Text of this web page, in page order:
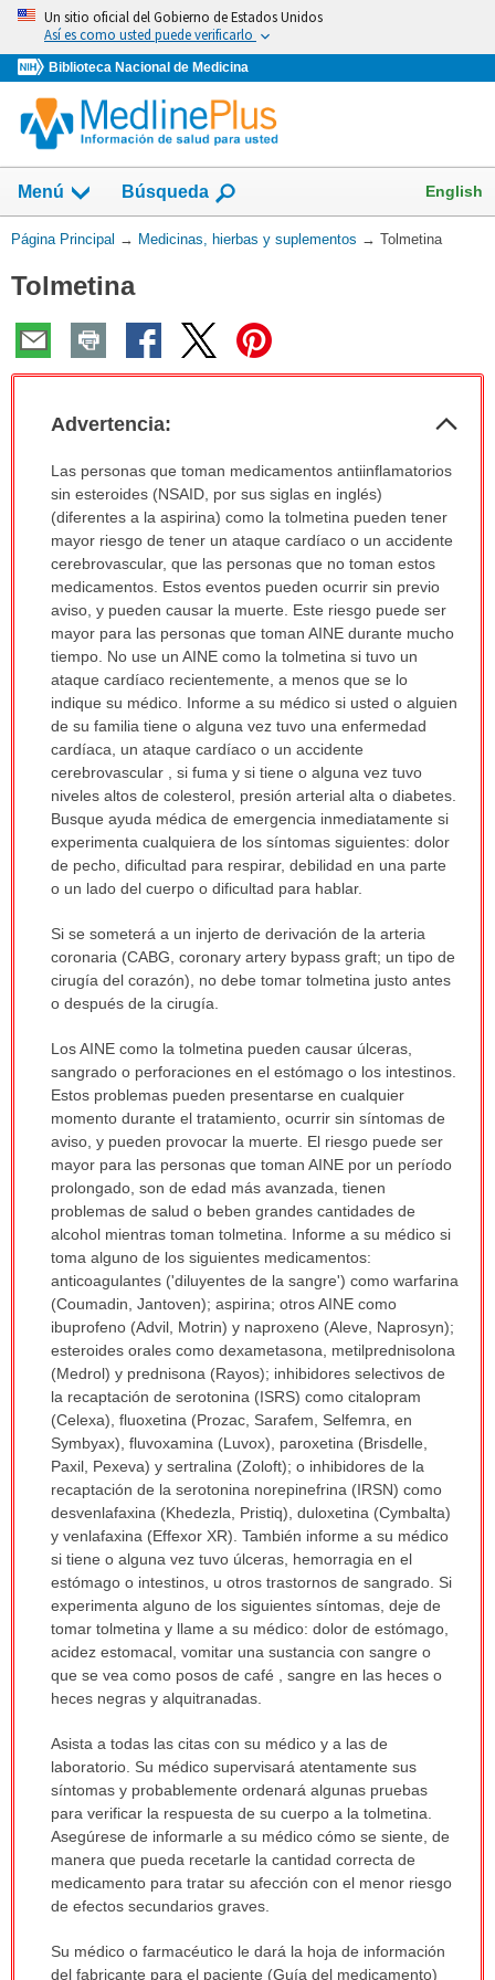
Omita
vaya
al
Contenido
Un sitio oficial del Gobierno de Estados Unidos
Así es como usted puede verificarlo
Biblioteca Nacional de Medicina
Menú
Mostrar
campo
de
Búsqueda English
Usted
aquí:
Página Principal → Medicinas, hierbas y suplementos → Tolmetina
Tolmetina
Advertencia:
Advertencia:
sido
extendido.
Las personas que toman medicamentos antiinflamatorios
sin esteroides (NSAID, por sus siglas en inglés)
(diferentes a la aspirina) como la tolmetina pueden tener
mayor riesgo de tener un ataque cardíaco o un accidente
cerebrovascular, que las personas que no toman estos
medicamentos. Estos eventos pueden ocurrir sin previo
aviso, y pueden causar la muerte. Este riesgo puede ser
mayor para las personas que toman AINE durante mucho
tiempo. No use un AINE como la tolmetina si tuvo un
ataque cardíaco recientemente, a menos que se lo
indique su médico. Informe a su médico si usted o alguien
de su familia tiene o alguna vez tuvo una enfermedad
cardíaca, un ataque cardíaco o un accidente
cerebrovascular , si fuma y si tiene o alguna vez tuvo
niveles altos de colesterol, presión arterial alta o diabetes.
Busque ayuda médica de emergencia inmediatamente si
experimenta cualquiera de los síntomas siguientes: dolor
de pecho, dificultad para respirar, debilidad en una parte
o un lado del cuerpo o dificultad para hablar.
Si se someterá a un injerto de derivación de la arteria
coronaria (CABG, coronary artery bypass graft; un tipo de
cirugía del corazón), no debe tomar tolmetina justo antes
o después de la cirugía.
Los AINE como la tolmetina pueden causar úlceras,
sangrado o perforaciones en el estómago o los intestinos.
Estos problemas pueden presentarse en cualquier
momento durante el tratamiento, ocurrir sin síntomas de
aviso, y pueden provocar la muerte. El riesgo puede ser
mayor para las personas que toman AINE por un período
prolongado, son de edad más avanzada, tienen
problemas de salud o beben grandes cantidades de
alcohol mientras toman tolmetina. Informe a su médico si
toma alguno de los siguientes medicamentos:
anticoagulantes ('diluyentes de la sangre') como warfarina
(Coumadin, Jantoven); aspirina; otros AINE como
ibuprofeno (Advil, Motrin) y naproxeno (Aleve, Naprosyn);
esteroides orales como dexametasona, metilprednisolona
(Medrol) y prednisona (Rayos); inhibidores selectivos de
la recaptación de serotonina (ISRS) como citalopram
(Celexa), fluoxetina (Prozac, Sarafem, Selfemra, en
Symbyax), fluvoxamina (Luvox), paroxetina (Brisdelle,
Paxil, Pexeva) y sertralina (Zoloft); o inhibidores de la
recaptación de la serotonina norepinefrina (IRSN) como
desvenlafaxina (Khedezla, Pristiq), duloxetina (Cymbalta)
y venlafaxina (Effexor XR). También informe a su médico
si tiene o alguna vez tuvo úlceras, hemorragia en el
estómago o intestinos, u otros trastornos de sangrado. Si
experimenta alguno de los siguientes síntomas, deje de
tomar tolmetina y llame a su médico: dolor de estómago,
acidez estomacal, vomitar una sustancia con sangre o
que se vea como posos de café , sangre en las heces o
heces negras y alquitranadas.
Asista a todas las citas con su médico y a las de
laboratorio. Su médico supervisará atentamente sus
síntomas y probablemente ordenará algunas pruebas
para verificar la respuesta de su cuerpo a la tolmetina.
Asegúrese de informarle a su médico cómo se siente, de
manera que pueda recetarle la cantidad correcta de
medicamento para tratar su afección con el menor riesgo
de efectos secundarios graves.
Su médico o farmacéutico le dará la hoja de información
del fabricante para el paciente (Guía del medicamento)